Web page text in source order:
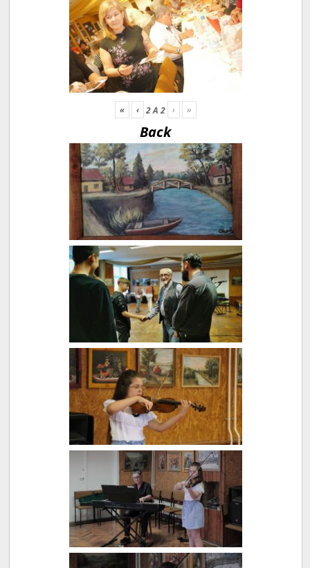
« ‹ 2A2 › »
Back